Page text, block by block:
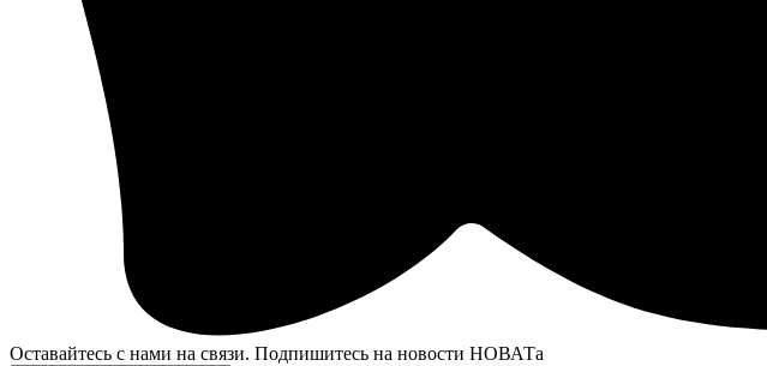
Оставайтесь с нами на связи. Подпишитесь на новости НОВАТа